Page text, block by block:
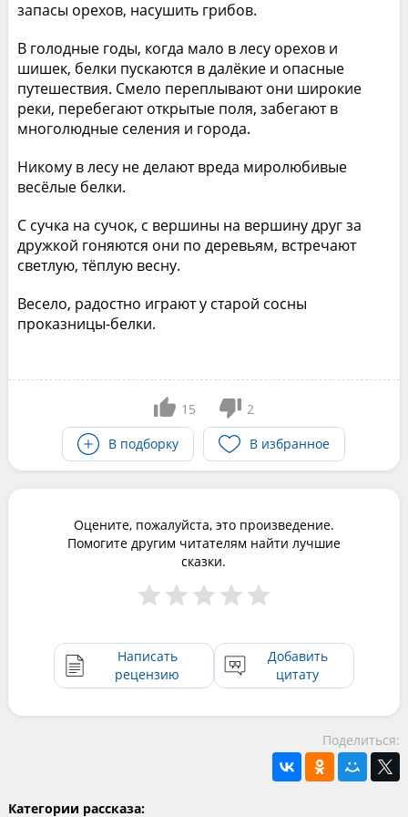
запасы орехов, насушить грибов.
В голодные годы, когда мало в лесу орехов и
шишек, белки пускаются в далёкие и опасные
путешествия. Смело переплывают они широкие
реки, перебегают открытые поля, забегают в
многолюдные селения и города.
Никому в лесу не делают вреда миролюбивые
весёлые белки.
С сучка на сучок, с вершины на вершину друг за
дружкой гоняются они по деревьям, встречают
светлую, тёплую весну.
Весело, радостно играют у старой сосны
проказницы-белки.
15
2
В подборку
В избранное
Оцените, пожалуйста, это произведение.
Помогите другим читателям найти лучшие
сказки.
Написать
рецензию
Добавить
цитату
Поделиться:
Категории рассказа: